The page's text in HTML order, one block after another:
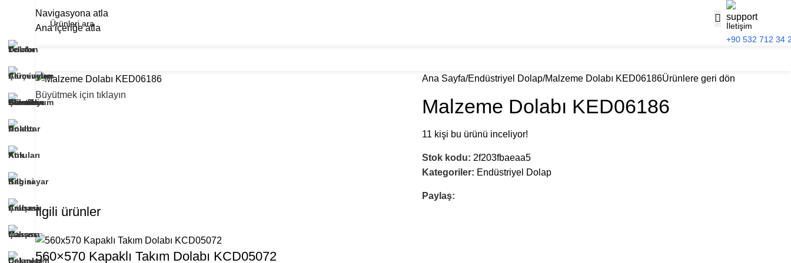
Navigasyona atla
Ana içeriğe atla
İletişim
+90 532 712 34
Büyütmek için tıklayın
Ana Sayfa Endüstriyel Dolap Malzeme Dolabı KED06186Ürünlere geri dön
Malzeme Dolabı KED06186
11 kişi bu ürünü inceliyor!
Stok kodu: 2f203fbaeaa5
Kategoriler: Endüstriyel Dolap
Paylaş:
İlgili ürünler
560×570 Kapaklı Takım Dolabı KCD05072